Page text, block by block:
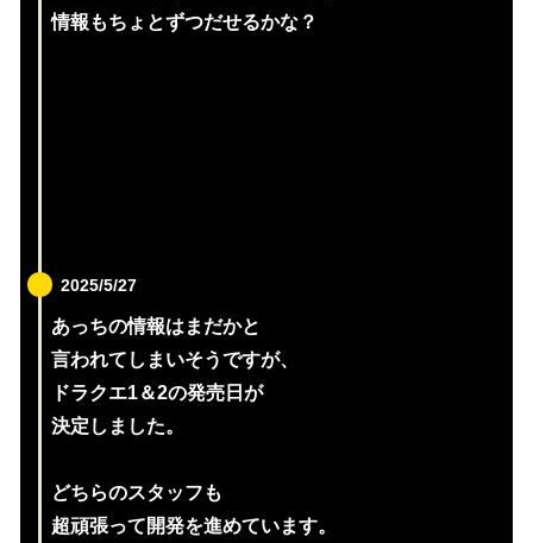
情報もちょとずつだせるかな？
2025/5/27
あっちの情報はまだかと
言われてしまいそうですが、
ドラクエ1＆2の発売日が
決定しました。
どちらのスタッフも
超頑張って開発を進めています。